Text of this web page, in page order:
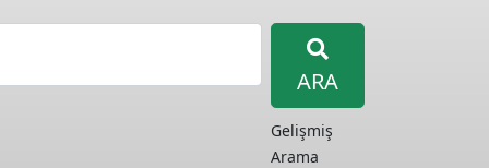
ARA
Gelişmiş
Arama